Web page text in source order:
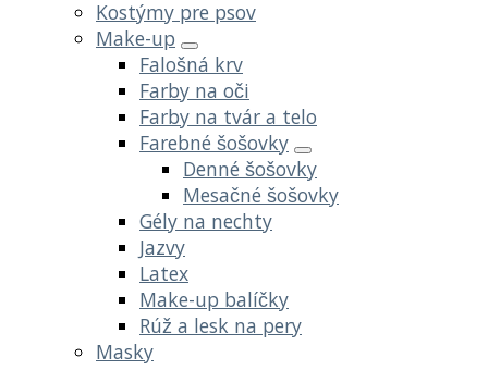
Kostýmy pre psov
Make-up
Falošná krv
Farby na oči
Farby na tvár a telo
Farebné šošovky
Denné šošovky
Mesačné šošovky
Gély na nechty
Jazvy
Latex
Make-up balíčky
Rúž a lesk na pery
Masky